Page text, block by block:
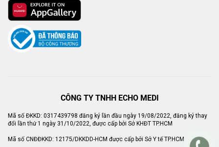
CÔNG TY TNHH ECHO MEDI
Mã số ĐKKD: 0317439798 đăng ký lần đầu ngày 19/08/2022, đăng ký thay
đổi lần thứ 1 ngày 31/10/2022, được cấp bởi Sở KHĐT TP.HCM
Mã số CNĐĐKKD: 12175/DKKDD-HCM được cấp bởi Sở Y tế TP.HCM